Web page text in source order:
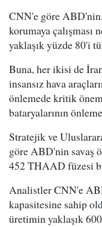
CNN'e göre
korumaya çalışması
yaklaşık yüzde 80'i
Buna, her ikisi de
insansız hava
önlemede kritik
bataryalarının
Stratejik ve
göre ABD'nin savaş
452 THAAD füzesi
Analistler CNN'e
kapasitesine sahip
üretimin yaklaşık